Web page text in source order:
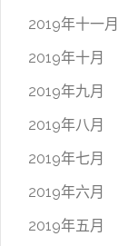
2019年十一月
2019年十月
2019年九月
2019年八月
2019年七月
2019年六月
2019年五月